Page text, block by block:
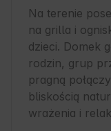
Na terenie
na grilla i
dzieci. Domek
rodzin, grup
pragną
bliskością
wrażenia i